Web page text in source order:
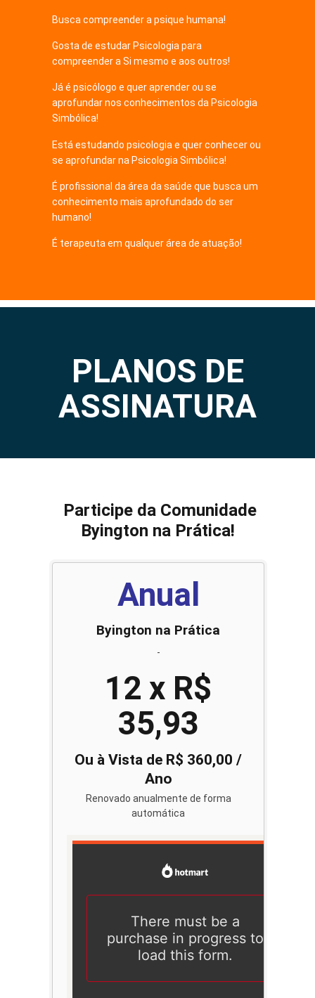
Busca compreender a psique humana!
Gosta de estudar Psicologia para
compreender a Si mesmo e aos outros!
Já é psicólogo e quer aprender ou se
aprofundar nos conhecimentos da Psicologia
Simbólica!
Está estudando psicologia e quer conhecer ou
se aprofundar na Psicologia Simbólica!
É profissional da área da saúde que busca um
conhecimento mais aprofundado do ser
humano!
É terapeuta em qualquer área de atuação!
PLANOS DE
ASSINATURA
Participe da Comunidade
Byington na Prática!
Anual
Byington na Prática
-
12 x R$
35,93
Ou à Vista de R$ 360,00 /
Ano
Renovado anualmente de forma
automática